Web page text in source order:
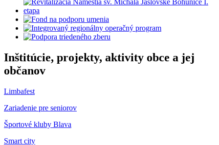
Inštitúcie, projekty, aktivity obce a jej
občanov
Limbafest
Zariadenie pre seniorov
Športové kluby Blava
Smart city